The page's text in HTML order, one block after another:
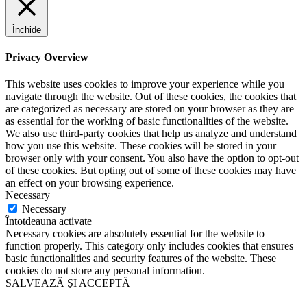
Închide
Privacy Overview
This website uses cookies to improve your experience while you
navigate through the website. Out of these cookies, the cookies that
are categorized as necessary are stored on your browser as they are
as essential for the working of basic functionalities of the website.
We also use third-party cookies that help us analyze and understand
how you use this website. These cookies will be stored in your
browser only with your consent. You also have the option to opt-out
of these cookies. But opting out of some of these cookies may have
an effect on your browsing experience.
Necessary
Necessary
Întotdeauna activate
Necessary cookies are absolutely essential for the website to
function properly. This category only includes cookies that ensures
basic functionalities and security features of the website. These
cookies do not store any personal information.
SALVEAZĂ ȘI ACCEPTĂ